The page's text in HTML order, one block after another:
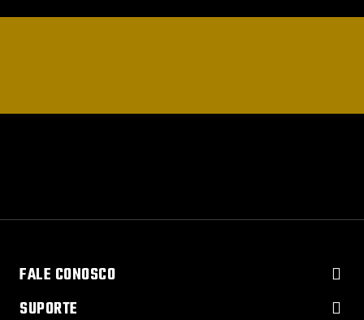
FALE CONOSCO
SUPORTE